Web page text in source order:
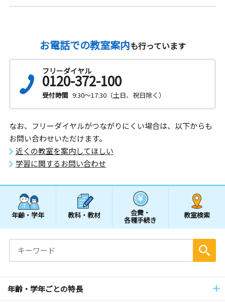
お電話での教室案内も行っています
フリーダイヤル
0120-372-100
受付時間 9:30～17:30（土日、祝日除く）
なお、フリーダイヤルがつながりにくい場合は、以下からも
お問い合わせいただけます。
近くの教室を案内してほしい
学習に関するお問い合わせ
年齢・学年 教科・教材 会費・
各種手続き
教室検索
年齢・学年ごとの特長